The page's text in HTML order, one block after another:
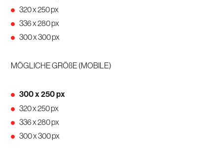
320 x 250 px
336 x 280 px
300 x 300 px
MÖGLICHE GRÖßE (MOBILE)
300 x 250 px
320 x 250 px
336 x 280 px
300 x 300 px